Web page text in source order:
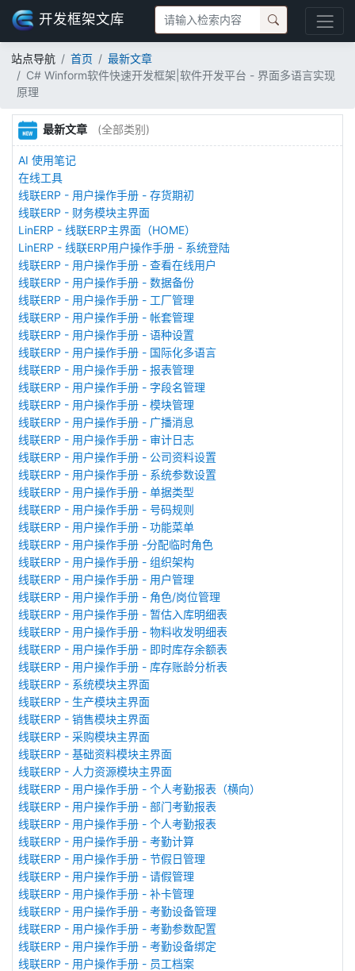
开发框架文库
站点导航 首页
最新文章
C# Winform软件快速开发框架|软件开发平台 - 界面多语言实现
原理
最新文章 (全部类别)
AI 使用笔记
在线工具
线联ERP - 用户操作手册 - 存货期初
线联ERP - 财务模块主界面
LinERP - 线联ERP主界面（HOME）
LinERP - 线联ERP用户操作手册 - 系统登陆
线联ERP - 用户操作手册 - 查看在线用户
线联ERP - 用户操作手册 - 数据备份
线联ERP - 用户操作手册 - 工厂管理
线联ERP - 用户操作手册 - 帐套管理
线联ERP - 用户操作手册 - 语种设置
线联ERP - 用户操作手册 - 国际化多语言
线联ERP - 用户操作手册 - 报表管理
线联ERP - 用户操作手册 - 字段名管理
线联ERP - 用户操作手册 - 模块管理
线联ERP - 用户操作手册 - 广播消息
线联ERP - 用户操作手册 - 审计日志
线联ERP - 用户操作手册 - 公司资料设置
线联ERP - 用户操作手册 - 系统参数设置
线联ERP - 用户操作手册 - 单据类型
线联ERP - 用户操作手册 - 号码规则
线联ERP - 用户操作手册 - 功能菜单
线联ERP - 用户操作手册 -分配临时角色
线联ERP - 用户操作手册 - 组织架构
线联ERP - 用户操作手册 - 用户管理
线联ERP - 用户操作手册 - 角色/岗位管理
线联ERP - 用户操作手册 - 暂估入库明细表
线联ERP - 用户操作手册 - 物料收发明细表
线联ERP - 用户操作手册 - 即时库存余额表
线联ERP - 用户操作手册 - 库存账龄分析表
线联ERP - 系统模块主界面
线联ERP - 生产模块主界面
线联ERP - 销售模块主界面
线联ERP - 采购模块主界面
线联ERP - 基础资料模块主界面
线联ERP - 人力资源模块主界面
线联ERP - 用户操作手册 - 个人考勤报表（横向）
线联ERP - 用户操作手册 - 部门考勤报表
线联ERP - 用户操作手册 - 个人考勤报表
线联ERP - 用户操作手册 - 考勤计算
线联ERP - 用户操作手册 - 节假日管理
线联ERP - 用户操作手册 - 请假管理
线联ERP - 用户操作手册 - 补卡管理
线联ERP - 用户操作手册 - 考勤设备管理
线联ERP - 用户操作手册 - 考勤参数配置
线联ERP - 用户操作手册 - 考勤设备绑定
线联ERP - 用户操作手册 - 员工档案